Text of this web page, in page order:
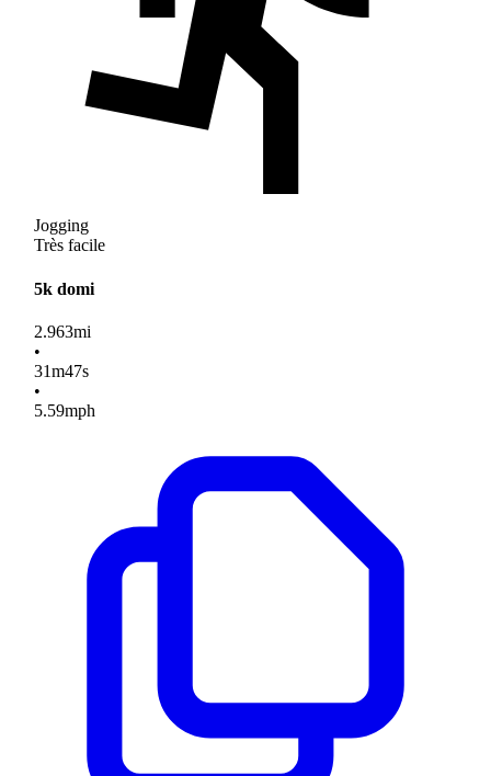
Jogging
Très facile
5k domi
2.963mi
•
31m47s
•
5.59mph